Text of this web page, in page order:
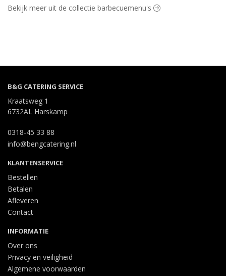
Bekijk meer uit de collectie barbecuemenu's
B&G CATERING SERVICE
Kraatsweg 1
6732AL Harskamp
0318-45 33 88
info@bengcatering.nl
KLANTENSERVICE
Bestellen
Betalen
Afleveren
Contact
INFORMATIE
Over ons
Privacy en veiligheid
Algemene voorwaarden